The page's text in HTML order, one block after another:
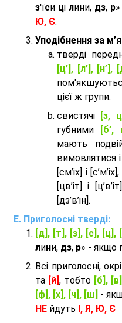
з'їси ці лини, дз, р
Ю, Є.
Уподібнення за
тверді
[ц’], [л’], [н’],
цієї ж групи.
cвистячі
[з,
губними
[б’,
мають
вимовлятися і
[см’іх] і
[цв’іт] і
[дз’в’iн].
Приголосні тверді:
[д], [т], [з], [с], [ц],
лини, дз, р» - якщо
Всі приголосні,
та [й], тобто [б],
[ф], [х], [ч], [ш] -
НЕ йдуть І, Я, Ю, Є